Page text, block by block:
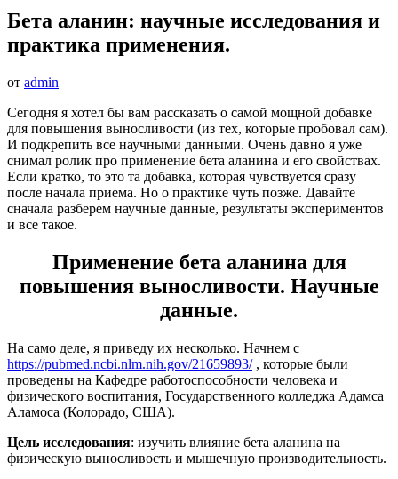
Бета аланин: научные исследования и
практика применения.
от admin
Сегодня я хотел бы вам рассказать о самой мощной добавке
для повышения выносливости (из тех, которые пробовал сам).
И подкрепить все научными данными. Очень давно я уже
снимал ролик про применение бета аланина и его свойствах.
Если кратко, то это та добавка, которая чувствуется сразу
после начала приема. Но о практике чуть позже. Давайте
сначала разберем научные данные, результаты экспериментов
и все такое.
Применение бета аланина для
повышения выносливости. Научные
данные.
На само деле, я приведу их несколько. Начнем с
https://pubmed.ncbi.nlm.nih.gov/21659893/, которые были
проведены на Кафедре работоспособности человека и
физического воспитания, Государственного колледжа Адамса
Аламоса (Колорадо, США).
Цель исследования: изучить влияние бета аланина на
физическую выносливость и мышечную производительность.